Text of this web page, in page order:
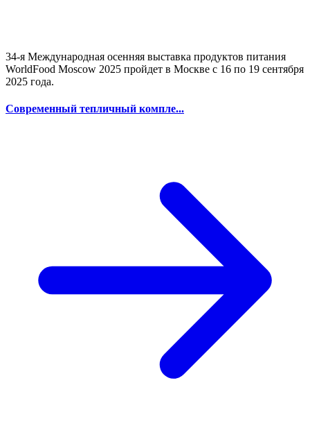
34-я Международная осенняя выставка продуктов питания
WorldFood Moscow 2025 пройдет в Москве с 16 по 19 сентября
2025 года.
Современный тепличный компле...